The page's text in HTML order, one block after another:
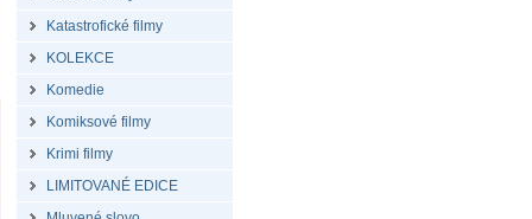
Katastrofické filmy
KOLEKCE
Komedie
Komiksové filmy
Krimi filmy
LIMITOVANÉ EDICE